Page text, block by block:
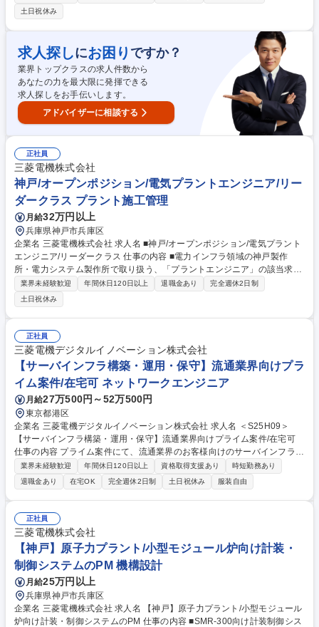
開発（要件定義、詳細設計、コーディング、試験）■社内設計部署との要
件調整、問合せ対応■適用済み機種の保守（故障解析、不具合解析・改修
等）■後継機開発（約3年計画） ※既存ソフトの維持開発案件が主で、開
発期間は1～2年程度です。入社後は即戦力としてサブリーダー的に製品開
発を牽引いただきます。OSカーネルやデバイスドライバ等、専門的な技
術を身につけられます。 募集職種 【神戸】SE/ソフトウェア開発(Linux/U
nix)/電力会社向け監視制御システム
土日祝休み
求人探しにお困り ですか？
業界トップクラスの求人件数から
あなたの力を最大限に発揮できる
求人探しをお手伝いします。
アドバイザーに相談する
正社員
三菱電機株式会社
神戸/オープンポジション/電気プラントエンジニア/リー
ダークラス プラント施工管理
月給32万円以上
兵庫県神戸市兵庫区
企業名 三菱電機株式会社 求人名 ■神戸/オープンポジション/電気プラント
エンジニア/リーダークラス 仕事の内容 ■電力インフラ領域の神戸製作
所・電力システム製作所で取り扱う、「プラントエンジニア」の該当求人
にてリーダークラスにて幅広く検討させていただきます。 弊所の事業領域
全般に興味をお持ちの方、プラントエンジニアとして幅広いポジションで
の選考を希望される方につきましては、こちらにエントリーください。ご
登録いただいた情報を拝見し、神戸製作所・電力システム製作所にてご検
討させて頂きます。※書類選考合格の場合は選考合格の連絡に合わせて選
考ポジションのご連絡をさせていただきます。 募集職種 ■神戸/オープン
ポジション/電気プラントエンジニア/リーダークラス
業界未経験歓迎 年間休日120日以上 退職金あり
完全週休2日制
土日祝休み
正社員
三菱電機デジタルイノベーション株式会社
【サーバインフラ構築・運用・保守】流通業界向けプラ
イム案件/在宅可 ネットワークエンジニア
月給27万500円～52万500円
東京都港区
企業名 三菱電機デジタルイノベーション株式会社 求人名 ＜S25H09＞
【サーバインフラ構築・運用・保守】流通業界向けプライム案件/在宅可
仕事の内容 プライム案件にて、流通業界のお客様向けのサーバインフラ構
築・運用・保守をご担当いただきます。将来的には、システムの主担当、
及びチームリーダの役割を期待しています。 ＜サービス一覧＞https://ww
w.mdis.co.jp/service/ ＜ポジションの魅力＞当社の事業競争力を高めるた
め、三菱電機をはじめ三菱電機グループ各企業群のバックアップ体制は万
全。特に、先端技術開発においては、世界に拠点を置くグローバルな三菱
電機の研究所と共同して取り組むなど、三菱電機グループならではのアラ
イアンスが整えられています。 募集職種 ＜S25H09＞【サーバインフラ構
築・運用・保守】流通業界向けプライム案件/在宅可
業界未経験歓迎 年間休日120日以上 資格取得支援あり
時短勤務あり
退職金あり
在宅OK 完全週休2日制 土日祝休み 服装自由
正社員
三菱電機株式会社
【神戸】原子力プラント/小型モジュール炉向け計装・
制御システムのPM 機構設計
月給25万円以上
兵庫県神戸市兵庫区
企業名 三菱電機株式会社 求人名 【神戸】原子力プラント/小型モジュール
炉向け計装・制御システムのPM 仕事の内容 ■SMR-300向け計装制御シス